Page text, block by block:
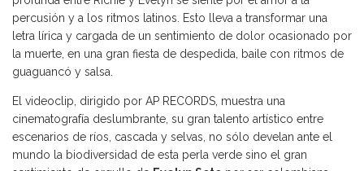
percusión y a los ritmos latinos. Esto lleva a transformar una
letra lírica y cargada de un sentimiento de dolor ocasionado por
la muerte, en una gran fiesta de despedida, baile con ritmos de
guaguancó y salsa.
El videoclip, dirigido por AP RECORDS, muestra una
cinematografía deslumbrante, su gran talento artístico entre
escenarios de ríos, cascada y selvas, no sólo develan ante el
mundo la biodiversidad de esta perla verde sino el gran